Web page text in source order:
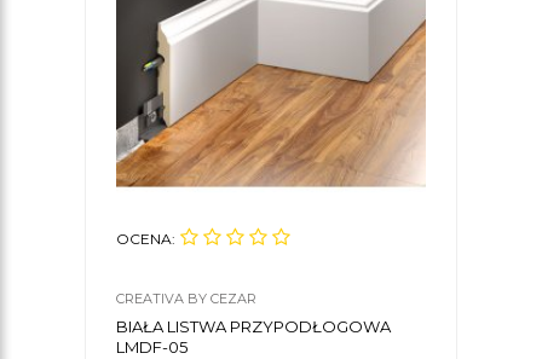
OCENA:
CREATIVA BY CEZAR
BIAŁA LISTWA PRZYPODŁOGOWA
LMDF-05